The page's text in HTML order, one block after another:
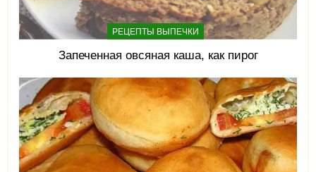
РЕЦЕПТЫ ВЫПЕЧКИ
Запеченная овсяная каша, как пирог